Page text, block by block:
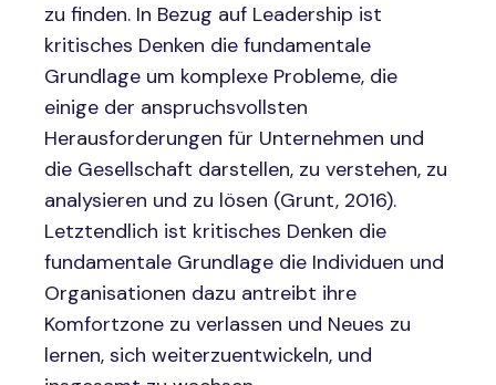
zu finden. In Bezug auf Leadership ist
kritisches Denken die fundamentale
Grundlage um komplexe Probleme, die
einige der anspruchsvollsten
Herausforderungen für Unternehmen und
die Gesellschaft darstellen, zu verstehen, zu
analysieren und zu lösen (Grunt, 2016).
Letztendlich ist kritisches Denken die
fundamentale Grundlage die Individuen und
Organisationen dazu antreibt ihre
Komfortzone zu verlassen und Neues zu
lernen, sich weiterzuentwickeln, und